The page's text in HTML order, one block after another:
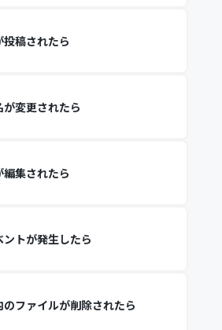
稿されたら
が変更されたら
集されたら
トが発生したら
のファイルが削除されたら